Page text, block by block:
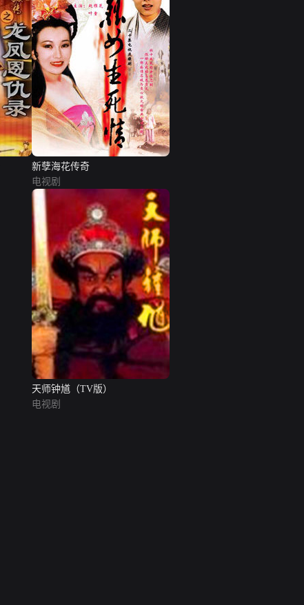
新孽海花传奇
电视剧
天师钟馗（TV版）
电视剧